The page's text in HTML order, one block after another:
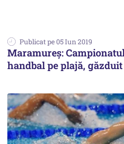
Publicat pe 05 Iun 2019
Maramureş:
handbal pe plajă,